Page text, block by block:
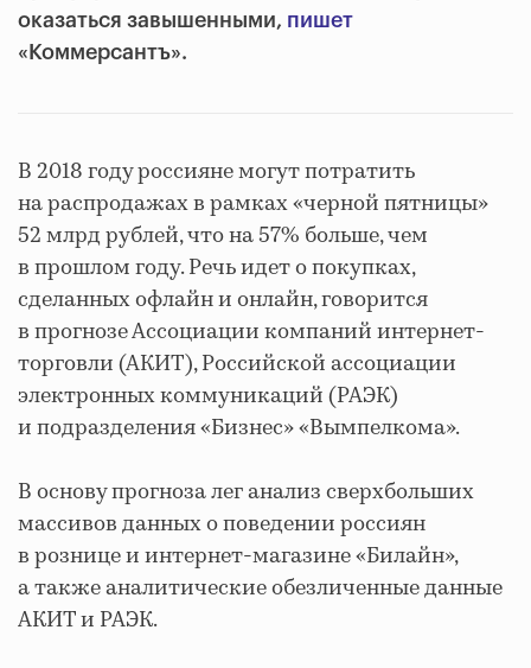
оказаться завышенными, пишет
«Коммерсантъ».
В 2018 году россияне могут потратить
на распродажах в рамках «черной пятницы»
52 млрд рублей, что на 57% больше, чем
в прошлом году. Речь идет о покупках,
сделанных офлайн и онлайн, говорится
в прогнозе Ассоциации компаний интернет-
торговли (АКИТ), Российской ассоциации
электронных коммуникаций (РАЭК)
и подразделения «Бизнес» «Вымпелкома».
В основу прогноза лег анализ сверхбольших
массивов данных о поведении россиян
в рознице и интернет-магазине «Билайн»,
а также аналитические обезличенные данные
АКИТ и РАЭК.